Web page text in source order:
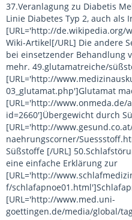
37.Veranlagung zu Diabetis
Linie Diabetes Typ 2, auch als
[URL='http://de.wikipedia.org/
Wiki-Artikel[/URL] Die andere
bei einsetzender Behandlung
mehr. 49.glutamatreiche/
[URL='http://
03_glutamat.php']Glutamat
[URL='http://
id=2660']Übergewicht durch
[URL='http://
naehrungscorner/
Süßstoffe [/URL]
eine einfache Erklärung zur
[URL='http://
f/
[URL='http://www.med.uni-
goettingen.de/media/global/